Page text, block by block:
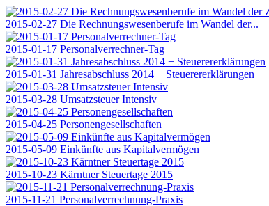
2015-02-27 Die Rechnungswesenberufe im Wandel der...
2015-01-17 Personalverrechner-Tag
2015-01-31 Jahresabschluss 2014 + Steuerererklärungen
2015-03-28 Umsatzsteuer Intensiv
2015-04-25 Personengesellschaften
2015-05-09 Einkünfte aus Kapitalvermögen
2015-10-23 Kärntner Steuertage 2015
2015-11-21 Personalverrechnung-Praxis